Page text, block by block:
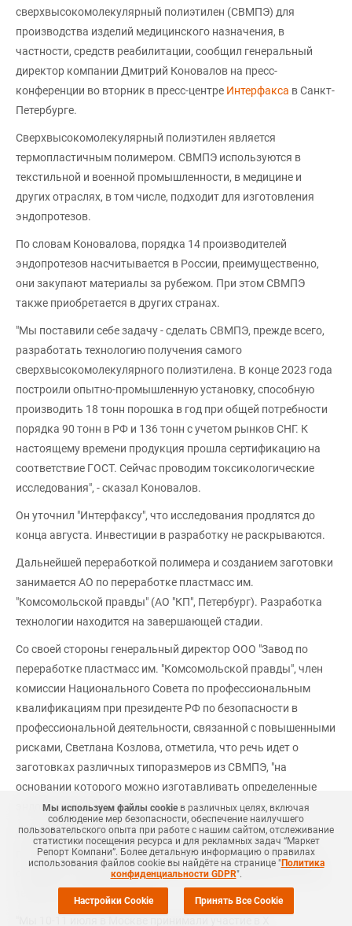
сверхвысокомолекулярный полиэтилен (СВМПЭ) для
производства изделий медицинского назначения, в
частности, средств реабилитации, сообщил генеральный
директор компании Дмитрий Коновалов на пресс-
конференции во вторник в пресс-центре Интерфакса в Санкт-
Петербурге.
Сверхвысокомолекулярный полиэтилен является
термопластичным полимером. СВМПЭ используются в
текстильной и военной промышленности, в медицине и
других отраслях, в том числе, подходит для изготовления
эндопротезов.
По словам Коновалова, порядка 14 производителей
эндопротезов насчитывается в России, преимущественно,
они закупают материалы за рубежом. При этом СВМПЭ
также приобретается в других странах.
"Мы поставили себе задачу - сделать СВМПЭ, прежде всего,
разработать технологию получения самого
сверхвысокомолекулярного полиэтилена. В конце 2023 года
построили опытно-промышленную установку, способную
производить 18 тонн порошка в год при общей потребности
порядка 90 тонн в РФ и 136 тонн с учетом рынков СНГ. К
настоящему времени продукция прошла сертификацию на
соответствие ГОСТ. Сейчас проводим токсикологические
исследования", - сказал Коновалов.
Он уточнил "Интерфаксу", что исследования продлятся до
конца августа. Инвестиции в разработку не раскрываются.
Дальнейшей переработкой полимера и созданием заготовки
занимается АО по переработке пластмасс им.
"Комсомольской правды" (АО "КП", Петербург). Разработка
технологии находится на завершающей стадии.
Со своей стороны генеральный директор ООО "Завод по
переработке пластмасс им. "Комсомольской правды", член
комиссии Национального Совета по профессиональным
квалификациям при президенте РФ по безопасности в
профессиональной деятельности, связанной с повышенными
рисками, Светлана Козлова, отметила, что речь идет о
заготовках различных типоразмеров из СВМПЭ, "на
основании которого можно изготавливать определенные
эндопротезы суставов".
Основные сложности для предприятий представляет
прохождение процесса сертификации продукции, а также
отработка технологии производства ее на различного типа
технологической оснастке.
Мы используем файлы cookieв различных целях, включая
соблюдение мер безопасности, обеспечение наилучшего
пользовательского опыта при работе с нашим сайтом, отслеживание
статистики посещения ресурса и для рекламных задач “Маркет
Репорт Компани”. Более детальную информацию о правилах
использования файлов cookie вы найдёте на странице "Политика
конфиденциальности GDPR".
Настройки Cookie Принять Все Cookie